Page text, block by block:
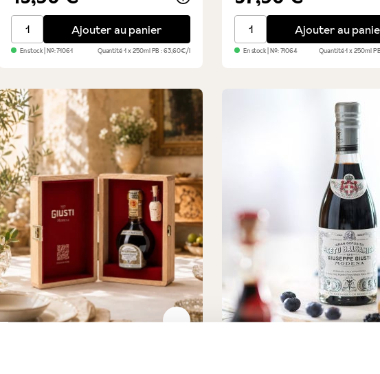
Il Classico - 2 medaglie d'oro - stagionato 8 anni
Ajouter au panier
En stock| №:71061 Quantité1 x 250mlPB : 63,60€/l
Banda Rossa - 5 medaglie
Ajouter au
En stock| №:71064 Quantité1 x 250ml